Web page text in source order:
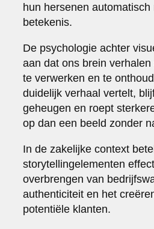
hun hersenen
betekenis.
De psychologie achter
aan dat ons brein
te verwerken en te
duidelijk verhaal vertelt,
geheugen en roept
op dan een beeld zonder
In de zakelijke context
storytellingelementen
overbrengen van
authenticiteit en het
potentiële klanten.